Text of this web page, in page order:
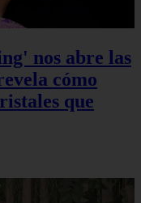
nos abre las
cómo
que